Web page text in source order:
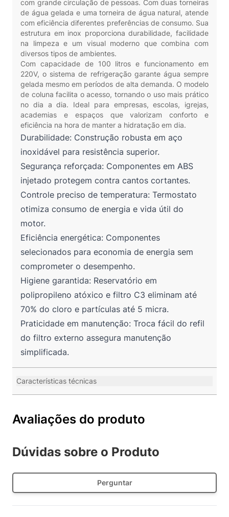
com grande circulação de pessoas. Com duas torneiras
de água gelada e uma torneira de água natural, atende
com eficiência diferentes preferências de consumo. Sua
estrutura em inox proporciona durabilidade, facilidade
na limpeza e um visual moderno que combina com
diversos tipos de ambientes.
Com capacidade de 100 litros e funcionamento em
220V, o sistema de refrigeração garante água sempre
gelada mesmo em períodos de alta demanda. O modelo
de coluna facilita o acesso, tornando o uso mais prático
no dia a dia. Ideal para empresas, escolas, igrejas,
academias e espaços que valorizam conforto e
eficiência na hora de manter a hidratação em dia.
Durabilidade: Construção robusta em aço
inoxidável para resistência superior.
Segurança reforçada: Componentes em ABS
injetado protegem contra cantos cortantes.
Controle preciso de temperatura: Termostato
otimiza consumo de energia e vida útil do
motor.
Eficiência energética: Componentes
selecionados para economia de energia sem
comprometer o desempenho.
Higiene garantida: Reservatório em
polipropileno atóxico e filtro C3 eliminam até
70% do cloro e partículas até 5 micra.
Praticidade em manutenção: Troca fácil do refil
do filtro externo assegura manutenção
simplificada.
Características técnicas
Avaliações do produto
Dúvidas sobre o Produto
Perguntar